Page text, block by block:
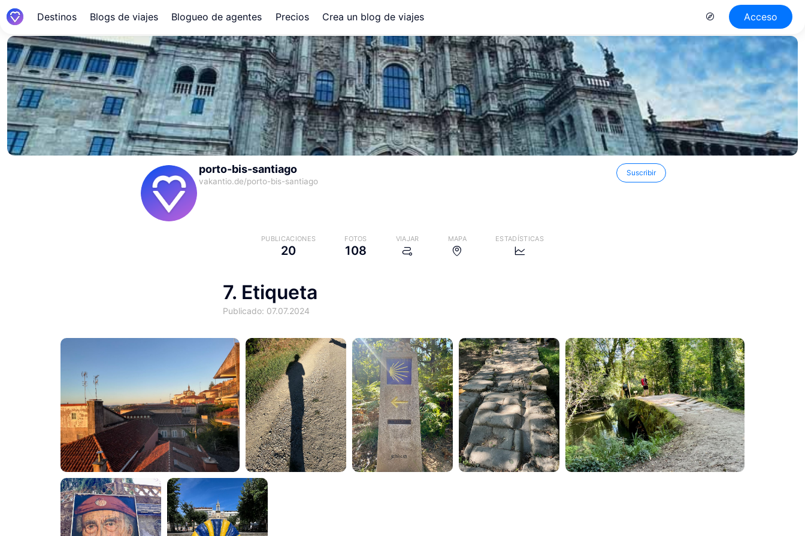
Destinos Blogs de viajes Blogueo de agentes Precios Crea un blog de viajes Acceso
porto-bis-santiago
vakantio.de/porto-bis-santiago
Suscribir
PUBLICACIONES
20
FOTOS
108
VIAJAR MAPA ESTADÍSTICAS
7. Etiqueta
Publicado: 07.07.2024